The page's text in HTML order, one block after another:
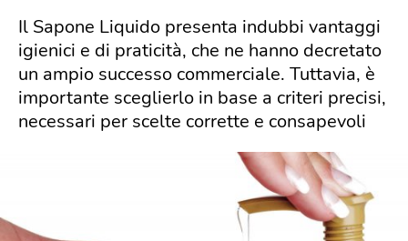
Il Sapone Liquido presenta indubbi vantaggi
igienici e di praticità, che ne hanno decretato
un ampio successo commerciale. Tuttavia, è
importante sceglierlo in base a criteri precisi,
necessari per scelte corrette e consapevoli